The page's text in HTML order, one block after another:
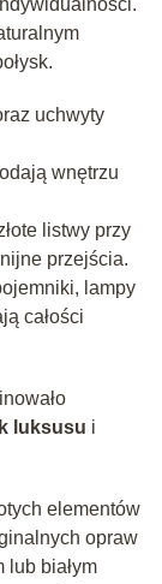
uchwyty
wnętrzu
listwy przy
przejścia.
lampy
całości
luksusu i
elementów
opraw
lub białym